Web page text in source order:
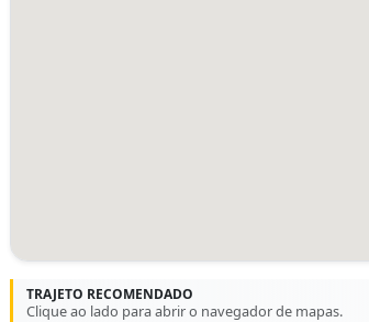
TRAJETO RECOMENDADO
Clique ao lado para abrir o navegador de mapas.